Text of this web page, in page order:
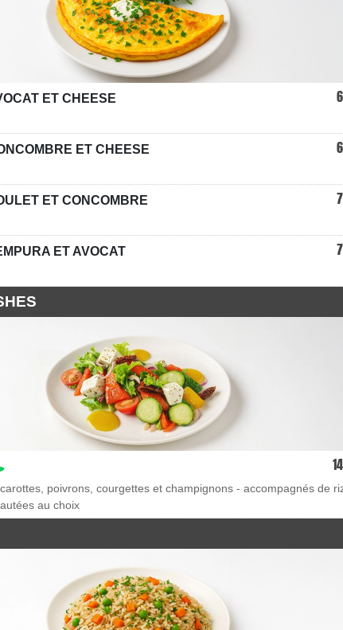
ET CHEESE
ET CHEESE
ET CONCOMBRE
ET AVOCAT
poivrons, courgettes et champignons - accompagnés de
au choix